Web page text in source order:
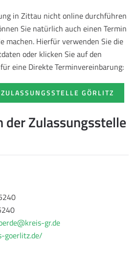
in Zittau nicht online durchführen
Sie natürlich auch einen Termin
machen. Hierfür verwenden Sie die
oder klicken Sie auf den
eine Direkte Terminvereinbarung:
GÖRLITZ
der Zulassungsstelle
gr.de
goerlitz.de/